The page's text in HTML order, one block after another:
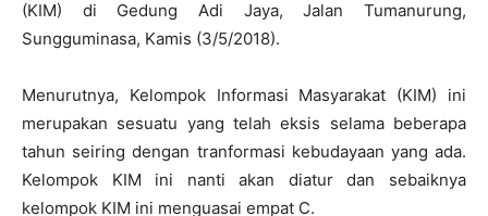
(KIM) di Gedung Adi Jaya, Jalan Tumanurung,
Sungguminasa, Kamis (3/5/2018).
Menurutnya, Kelompok Informasi Masyarakat (KIM) ini
merupakan sesuatu yang telah eksis selama beberapa
tahun seiring dengan tranformasi kebudayaan yang ada.
Kelompok KIM ini nanti akan diatur dan sebaiknya
kelompok KIM ini menguasai empat C.